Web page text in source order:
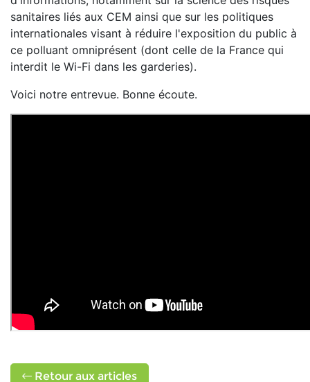
sanitaires liés aux CEM ainsi que sur les politiques
internationales visant à réduire l'exposition du public à
ce polluant omniprésent (dont celle de la France qui
interdit le Wi-Fi dans les garderies).
Voici notre entrevue. Bonne écoute.
Retour aux articles